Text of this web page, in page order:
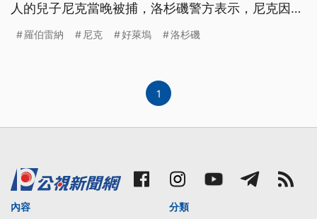
人的兒子尼克當晚被捕，洛杉磯警方表示，尼克因涉
機。路透引述知情人士說法指出，尼克疑似曾在事發
羅伯雷納 尼克 好萊塢 洛杉磯
1
內容
分類